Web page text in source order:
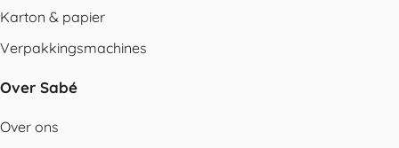
Karton & papier
Verpakkingsmachines
Over Sabé
Over ons